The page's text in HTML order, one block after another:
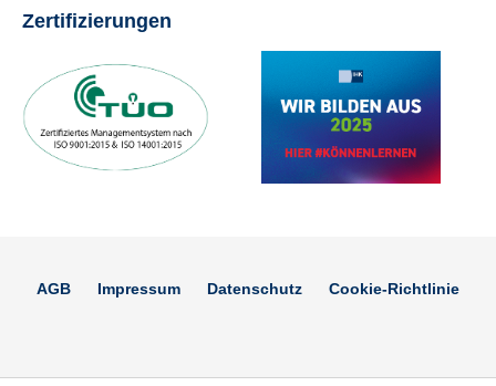
Zertifizierungen
AGB Impressum Datenschutz Cookie-Richtlinie